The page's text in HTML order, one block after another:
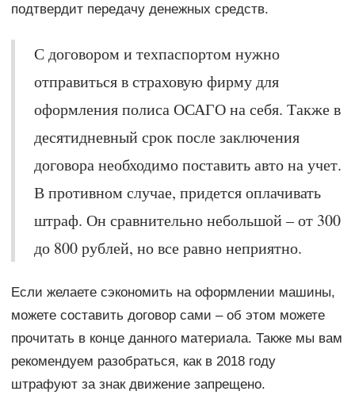
подтвердит передачу денежных средств.
С договором и техпаспортом нужно
отправиться в страховую фирму для
оформления полиса ОСАГО на себя. Также в
десятидневный срок после заключения
договора необходимо поставить авто на учет.
В противном случае, придется оплачивать
штраф. Он сравнительно небольшой – от 300
до 800 рублей, но все равно неприятно.
Если желаете сэкономить на оформлении машины,
можете составить договор сами – об этом можете
прочитать в конце данного материала. Также мы вам
рекомендуем разобраться, как в 2018 году
штрафуют за знак движение запрещено.